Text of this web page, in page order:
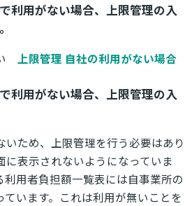
利用がない場合、上限管理の入
上限管理 自社の利用がない場合
利用がない場合、上限管理の入
いため、上限管理を行う必要はあり
に表示されないようになっていま
利用者負担額一覧表には自事業所の
います。これは利用が無いことを